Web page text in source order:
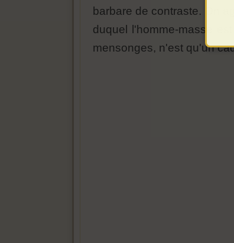
barbare de contraste. On
duquel l'homme-masse
mensonges, n'est qu'un